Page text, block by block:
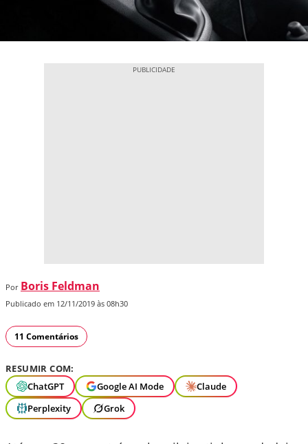
Por Boris Feldman
Publicado em 12/11/2019 às 08h30
11 Comentários
RESUMIR COM:
ChatGPT
Google AI Mode
Claude
Perplexity
Grok